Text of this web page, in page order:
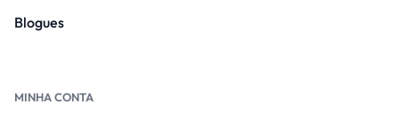
Blogues
MINHA CONTA